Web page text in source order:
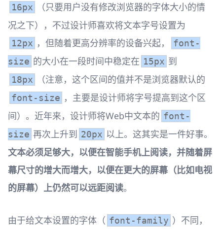
16px
（只要用户没有修改浏览器的字体大小的情
况之下），不过设计师喜欢将文本字号设置为
12px ，但随着更高分辨率的设备兴起，
font-
size 的大小在一段时间中稳定在 15px 到
18px （注意，这个区间的值并不是浏览器默认的
font-size ，主要是设计师将字号提高到这个区
间）。近年来，设计师将Web中文本的 font-
size 再次上升到 20px 以上。这其实是一件好事。
文本必须足够大，以便在智能手机上阅读，并随着屏
幕尺寸的增大而增大，以便在更大的屏幕（比如电视
的屏幕）上仍然可以远距阅读。
由于给文本设置的字体（ font-family ）不同，